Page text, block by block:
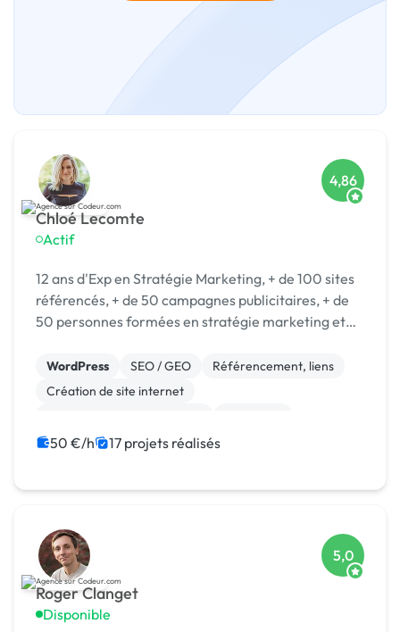
Chloé Lecomte
Actif
4,86
12 ans d'Exp en Stratégie Marketing, + de 100 sites
référencés, + de 50 campagnes publicitaires, + de
50 personnes formées en stratégie marketing et
WordPress SEO / GEO
Référencement, liens
Création de site internet
Site E-commerce
WooCommerce
50 €/h 17 projets réalisés
Roger Clanget
Disponible
5,0